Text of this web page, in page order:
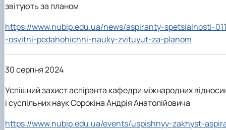
звітують за планом
https://www.nubip.edu.ua/news/aspiranty-spetsialnosti-011
-osvitni-pedahohichni-nauky-zvituyut-za-planom
30 серпня 2024
Успішний захист аспіранта кафедри міжнародних
і суспільних наук Сорокіна Андрія Анатолійовича
https://www.nubip.edu.ua/events/uspishnyy-zakhyst-